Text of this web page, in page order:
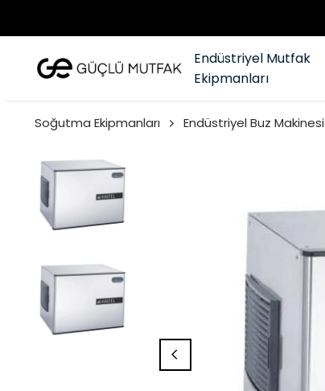
Endüstriyel Mutfak
Ekipmanları
Soğutma Ekipmanları Endüstriyel Buz Makinesi